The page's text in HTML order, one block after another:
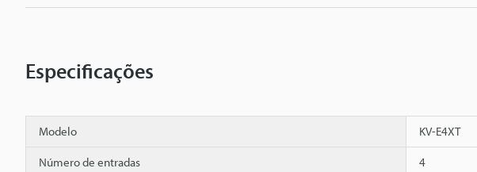
Especificações
Modelo KV-E4XT
Número de entradas 4